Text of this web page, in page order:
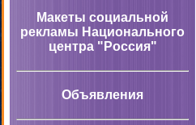
Макеты социальной
рекламы Национального
центра "Россия"
Объявления